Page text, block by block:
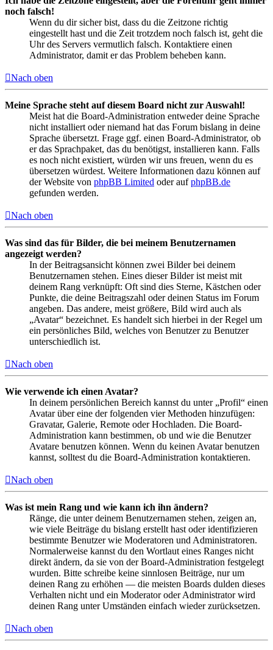
noch falsch!
Wenn du dir sicher bist, dass du die Zeitzone richtig
eingestellt hast und die Zeit trotzdem noch falsch ist, geht die
Uhr des Servers vermutlich falsch. Kontaktiere einen
Administrator, damit er das Problem beheben kann.
Nach oben
Meine Sprache steht auf diesem Board nicht zur Auswahl!
Meist hat die Board-Administration entweder deine Sprache
nicht installiert oder niemand hat das Forum bislang in deine
Sprache übersetzt. Frage ggf. einen Board-Administrator, ob
er das Sprachpaket, das du benötigst, installieren kann. Falls
es noch nicht existiert, würden wir uns freuen, wenn du es
übersetzen würdest. Weitere Informationen dazu können auf
der Website von phpBB Limited oder aufphpBB.de
gefunden werden.
Nach oben
Was sind das für Bilder, die bei meinem Benutzernamen
angezeigt werden?
In der Beitragsansicht können zwei Bilder bei deinem
Benutzernamen stehen. Eines dieser Bilder ist meist mit
deinem Rang verknüpft: Oft sind dies Sterne, Kästchen oder
Punkte, die deine Beitragszahl oder deinen Status im Forum
angeben. Das andere, meist größere, Bild wird auch als
„Avatar“ bezeichnet. Es handelt sich hierbei in der Regel um
ein persönliches Bild, welches von Benutzer zu Benutzer
unterschiedlich ist.
Nach oben
Wie verwende ich einen Avatar?
In deinem persönlichen Bereich kannst du unter „Profil“ einen
Avatar über eine der folgenden vier Methoden hinzufügen:
Gravatar, Galerie, Remote oder Hochladen. Die Board-
Administration kann bestimmen, ob und wie die Benutzer
Avatare benutzen können. Wenn du keinen Avatar benutzen
kannst, solltest du die Board-Administration kontaktieren.
Nach oben
Was ist mein Rang und wie kann ich ihn ändern?
Ränge, die unter deinem Benutzernamen stehen, zeigen an,
wie viele Beiträge du bislang erstellt hast oder identifizieren
bestimmte Benutzer wie Moderatoren und Administratoren.
Normalerweise kannst du den Wortlaut eines Ranges nicht
direkt ändern, da sie von der Board-Administration festgelegt
wurden. Bitte schreibe keine sinnlosen Beiträge, nur um
deinen Rang zu erhöhen — die meisten Boards dulden dieses
Verhalten nicht und ein Moderator oder Administrator wird
deinen Rang unter Umständen einfach wieder zurücksetzen.
Nach oben